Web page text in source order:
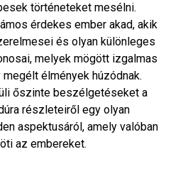
történeteket mesélni.
érdekes ember akad, akik
és olyan különleges
melyek mögött izgalmas
élmények húzódnak.
őszinte beszélgetéseket a
részleteiről egy olyan
aspektusáról, amely valóban
az embereket.